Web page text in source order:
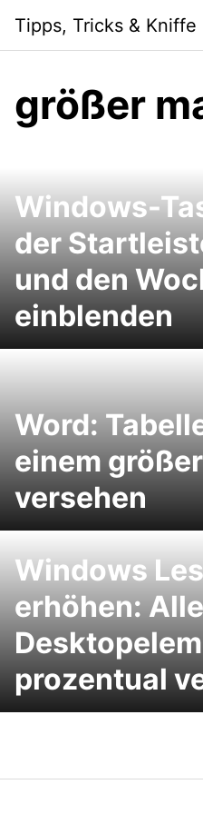
content
Tipps, Tricks & Kniffe
größer
Windows-
der
und den
einblenden
Word:
einem
versehen
Windows
erhöhen: Alle
prozentual